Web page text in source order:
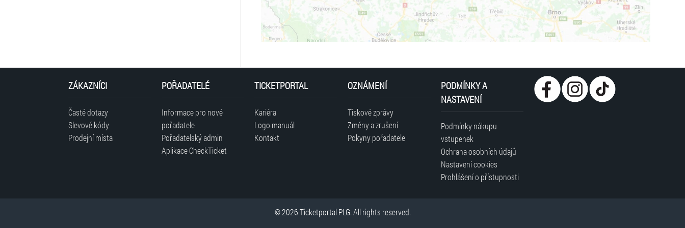
ZÁKAZNÍCI
Časté dotazy
Slevové kódy
Prodejní místa
POŘADATELÉ
Informace pro nové
pořadatele
Pořadatelský admin
Aplikace CheckTicket
TICKETPORTAL
Kariéra
Logo manuál
Kontakt
OZNÁMENÍ
Tiskové zprávy
Změny a zrušení
Pokyny pořadatele
PODMÍNKY A
NASTAVENÍ
Podmínky nákupu
vstupenek
Ochrana osobních údajů
Nastavení cookies
Prohlášení o přístupnosti
© 2026 Ticketportal PLG. All rights reserved.